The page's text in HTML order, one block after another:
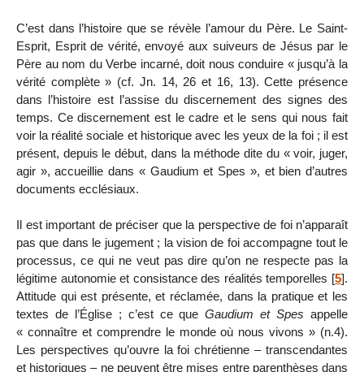
C’est dans l’histoire que se révèle l’amour du Père. Le Saint-
Esprit, Esprit de vérité, envoyé aux suiveurs de Jésus par le
Père au nom du Verbe incarné, doit nous conduire « jusqu’à la
vérité complète » (cf. Jn. 14, 26 et 16, 13). Cette présence
dans l’histoire est l’assise du discernement des signes des
temps. Ce discernement est le cadre et le sens qui nous fait
voir la réalité sociale et historique avec les yeux de la foi ; il est
présent, depuis le début, dans la méthode dite du « voir, juger,
agir », accueillie dans « Gaudium et Spes », et bien d’autres
documents ecclésiaux.
Il est important de préciser que la perspective de foi n’apparaît
pas que dans le jugement ; la vision de foi accompagne tout le
processus, ce qui ne veut pas dire qu’on ne respecte pas la
légitime autonomie et consistance des réalités temporelles [5].
Attitude qui est présente, et réclamée, dans la pratique et les
textes de l’Église ; c’est ce queGaudium et Spes appelle
« connaître et comprendre le monde où nous vivons » (n.4).
Les perspectives qu’ouvre la foi chrétienne – transcendantes
et historiques – ne peuvent être mises entre parenthèses dans